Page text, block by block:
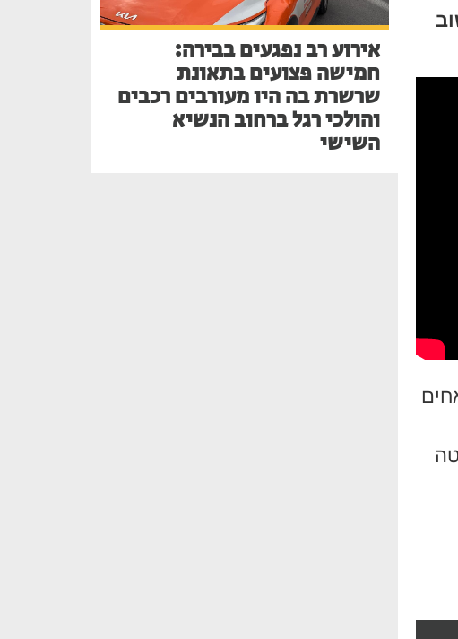
אחים
מטה
אירוע רב נפגעים בבירה:
חמישה פצועים בתאונת
שרשרת בה היו מעורבים רכבים
והולכי רגל ברחוב הנשיא
השישי